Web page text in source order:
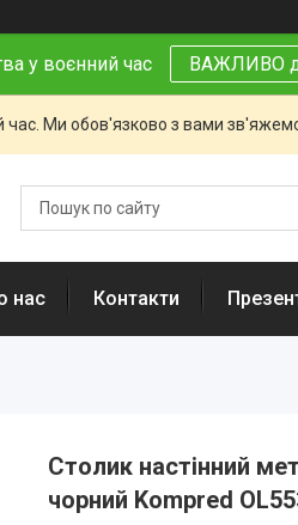
у воєнний час ВАЖЛИВО
час. Ми обов'язково з вами
нас Контакти
Столик настінний
чорний Kompred